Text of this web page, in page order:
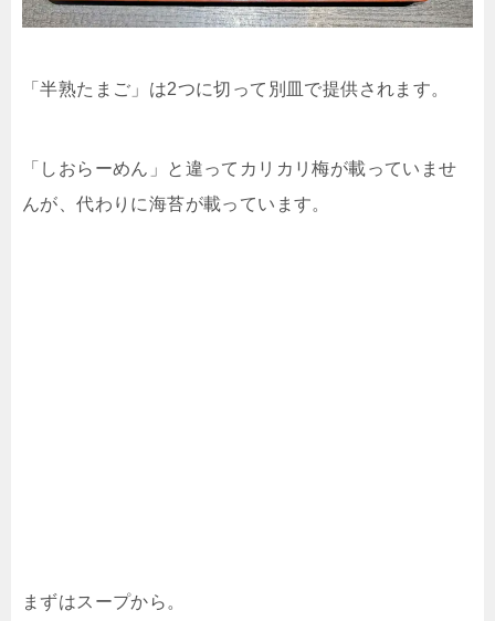
「半熟たまご」は2つに切って別皿で提供されます。
「しおらーめん」と違ってカリカリ梅が載っていませ
んが、代わりに海苔が載っています。
まずはスープから。